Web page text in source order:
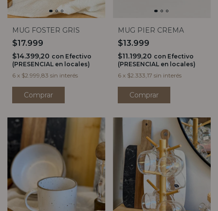
MUG FOSTER GRIS
$17.999
$14.399,20 con Efectivo
(PRESENCIAL en locales)
6 x $2.999,83 sin interés
MUG PIER CREMA
$13.999
$11.199,20 con Efectivo
(PRESENCIAL en locales)
6 x $2.333,17 sin interés